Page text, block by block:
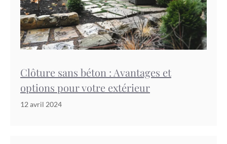
Clôture sans béton : Avantages et
options pour votre extérieur
12 avril 2024